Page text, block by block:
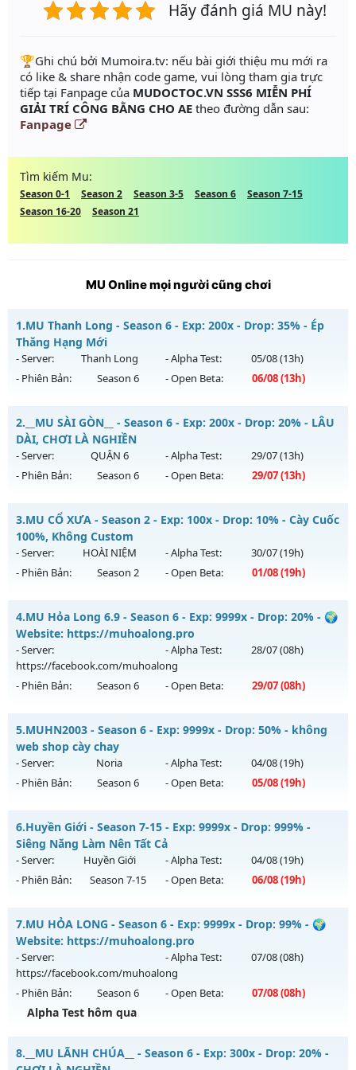
Hãy đánh giá MU này!
️🏆Ghi chú bởi Mumoira.tv: nếu bài giới thiệu mu mới ra
có like & share nhận code game, vui lòng tham gia trực
tiếp tại Fanpage của MUDOCTOC.VN SSS6 MIỄN PHÍ
GIẢI TRÍ CÔNG BẰNG CHO AE theo đường dẫn sau:
Fanpage
Tìm kiếm Mu:
Season 0-1 Season 2 Season 3-5 Season 6
Season 7-15
Season 16-20
Season 21
MU Online mọi người cũng chơi
1.MU Thanh Long - Season 6 - Exp: 200x - Drop: 35% - Ép
Thăng Hạng Mới
- Server: Thanh Long - Alpha Test: 05/08(13h)
- Phiên Bản:
Season 6 - Open Beta: 06/08(13h)
MU Thanh Long - Ép Thăng Hạng Mới
Mu mới ra tháng 08 2026 - Mở máy chủ
13h ngày 06/08/2626
Exp: 200x - Drop: 35%
Thể loại: Mu Custom thêm đồ mới
Antihack: CheatGuard
2. __MU SÀI GÒN__ - Season 6 - Exp: 200x - Drop: 20% - LÂU
DÀI, CHƠI LÀ NGHIỀN
- Server: QUẬN 6 - Alpha Test: 29/07(13h)
- Phiên Bản:
Season 6 - Open Beta: 29/07(13h)
__MU SÀI GÒN__ - LÂU DÀI, CHƠI LÀ NGHIỀN
Mu mới ra tháng 07 2026 - Mở máy chủ
ngày 29/07/2626
Exp: 200x - Drop: 20%
Thể loại: Mu Nguyên bản Webzen
Antihack: AntiShark
3.MU CỔ XƯA - Season 2 - Exp: 100x - Drop: 10% - Cày Cuốc
100%, Không Custom
- Server: HOÀI NIỆM - Alpha Test: 30/07(19h)
- Phiên Bản:
Season 2 - Open Beta: 01/08(19h)
MU CỔ XƯA - Cày Cuốc 100%, Không Custom
Mu mới ra tháng 08 2026 - Mở máy chủ
ngày 01/08/2626
Exp: 100x - Drop: 10%
Antihack: Phiên bản mới nhất
4.MU Hỏa Long 6.9 - Season 6 - Exp: 9999x - Drop: 20% - 🌍
Website: https://muhoalong.pro
- Server:
https://facebook.com/muhoalong
- Alpha Test: 28/07(08h)
- Phiên Bản: Season 6 - Open Beta: 29/07(08h)
Mu mới ra tháng 07 2026 - Mở máy chủ
https://facebook.com/muhoalongvào 08h ngày
29/07/2626
Kiểu reset: Non Reset
Thể loại: Mu Nguyên bản Webzen
Antihack: XShield
5.MUHN2003 - Season 6 - Exp: 9999x - Drop: 50% - không
web shop cày chay
- Server: Noria - Alpha Test: 04/08(19h)
- Phiên Bản:
Season 6 - Open Beta: 05/08(19h)
MUHN2003 - không web shop cày chay
Mu mới ra tháng 08 2026 - Mở máy chủ
05/08/2626
Exp: 9999x - Drop: 50%
Thể loại: Mu Nguyên bản Webzen
Antihack: XSHield
6.Huyền Giới - Season 7-15 - Exp: 9999x - Drop: 999% -
Siêng Năng Làm Nên Tất Cả
- Server: Huyền Giới - Alpha Test: 04/08(19h)
- Phiên Bản:
Season 7-15 - Open Beta: 06/08(19h)
Huyền Giới - Siêng Năng Làm Nên Tất Cả
Mu mới ra tháng 08 2026 - Mở máy chủ
ngày 06/08/2626
Exp: 9999x - Drop: 999%
Antihack: Anti
7.MU HỎA LONG - Season 6 - Exp: 9999x - Drop: 99% - 🌍
Website: https://muhoalong.pro
- Server:
https://facebook.com/muhoalong
- Alpha Test: 07/08(08h)
- Phiên Bản: Season 6 - Open Beta: 07/08(08h)
Alpha Test hôm qua
MU HỎA LONG - 🌍 Website: https://muhoalong.pro
8. __MU LÃNH CHÚA__ - Season 6 - Exp: 300x - Drop: 20% -